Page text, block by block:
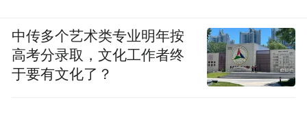
中传多个艺术类专业明年按
高考分录取，文化工作者终
于要有文化了？